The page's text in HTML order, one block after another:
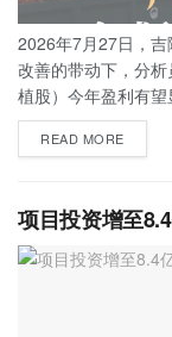
2026年7月27日，
改善的带动下，分
植股）今年盈利有望
READ MORE
项目投资增至